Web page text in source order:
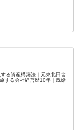
る資産構築法｜元東北田舎
する会社経営歴10年｜既婚